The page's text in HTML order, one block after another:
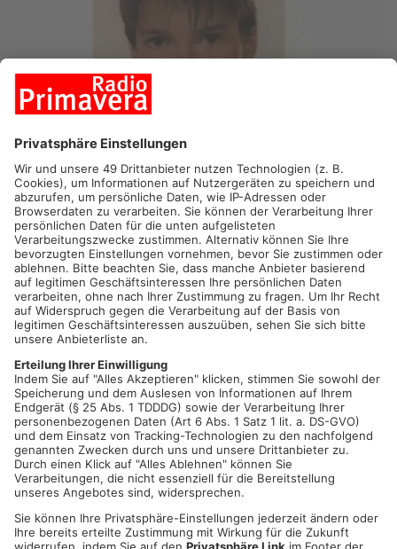
WÖRTH.Die Ermittlungen zum Wörther Cold Case Klaus
Berninger werden vorerst eingestellt. Das hat die
Kriminalpolizei heute Morgen mitgeteilt. Vor zwei Jahren
waren die Ermittlungen zu dem Mord in den 90er Jahren wieder
aufgenommen worden und neue Hinweise gefunden. Der
erhoffte Durchbruch in dem Fall blieb den Beamten aber
verwehrt.
Der 16-jährige Bäckerlehrling war 1990 ermordet worden. Sein
Mörder läuft bis heute frei herum. Vor zwei Jahren war am
Tatort, dem Wörther Schneesberg, ein altes Messer
aufgetaucht, das möglicherweise die Tatwaffe war. Deshalb
rollte die Kripo den Cold Case Berninger neu auf.
Artikel teilen